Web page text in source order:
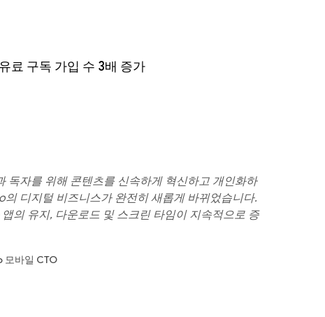
료 구독 가입 수 3배 증가
독자를 위해 콘텐츠를 신속하게 혁신하고 개인화하
의 디지털 비즈니스가 완전히 새롭게 바뀌었습니다.
의 유지, 다운로드 및 스크린 타임이 지속적으로 증
모바일 CTO